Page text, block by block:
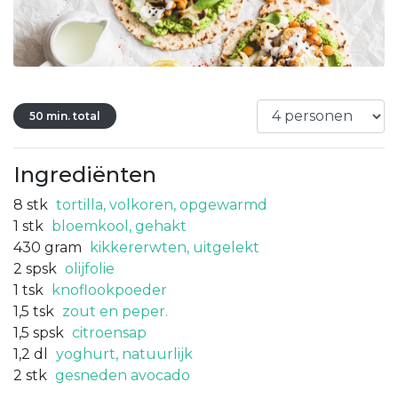
50 min. total
Ingrediënten
8 stk tortilla, volkoren, opgewarmd
1 stk bloemkool, gehakt
430 gram
kikkererwten, uitgelekt
2 spsk olijfolie
1 tsk
knoflookpoeder
1,5 tsk zout en peper.
1,5 spsk citroensap
1,2 dl
yoghurt, natuurlijk
2 stk gesneden avocado